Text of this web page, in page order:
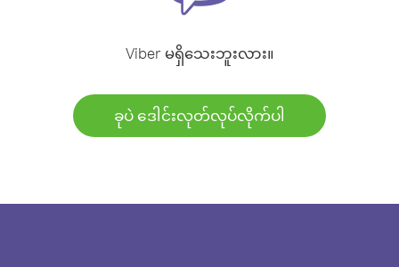
Viber မရှိသေးဘူးလား။
ခုပဲ ဒေါင်းလုတ်လုပ်လိုက်ပါ